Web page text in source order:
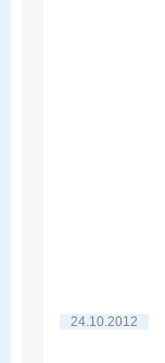
24.10.2012